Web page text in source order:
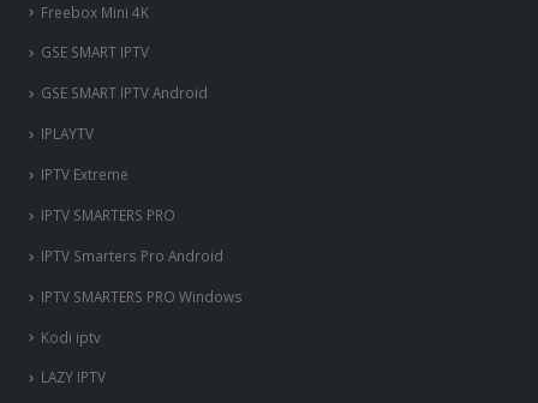
Freebox Mini 4K
‎GSE SMART IPTV
GSE SMART IPTV Android
IPLAYTV
IPTV Extreme
IPTV SMARTERS PRO
IPTV Smarters Pro Android
IPTV SMARTERS PRO Windows
Kodi iptv
LAZY IPTV